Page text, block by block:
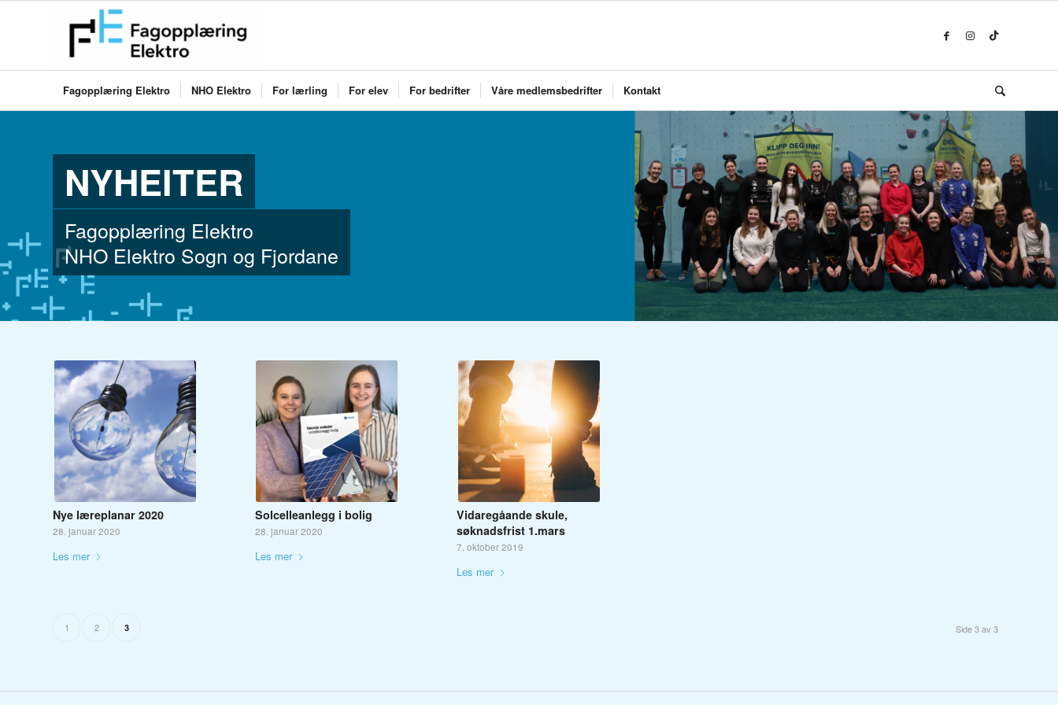
Fagopplæring Elektro NHO Elektro For lærling For elev For bedrifter Våre medlemsbedrifter Kontakt
NYHEITER
Fagopplæring Elektro
NHO Elektro Sogn og Fjordane
Nye læreplanar 2020
28. januar 2020
Les mer
Solcelleanlegg i bolig
28. januar 2020
Les mer
Vidaregåande skule,
søknadsfrist 1.mars
7. oktober 2019
Les mer
Side 3 av 3
1 2 3